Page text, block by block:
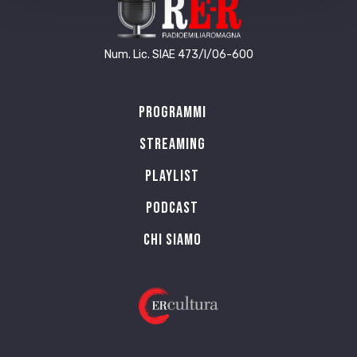
Num. Lic. SIAE 473/I/06-600
Programmi
Streaming
Playlist
PODCAST
Chi siamo